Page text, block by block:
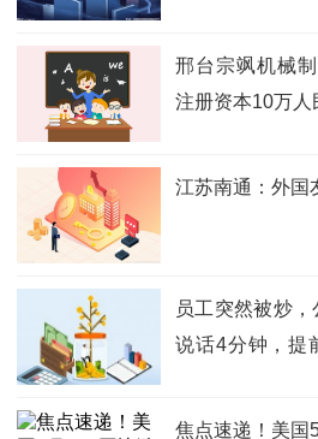
邢台宗飒机械
注册资本10万人
江苏南通：外国
员工突然被炒，
说话4分钟，
焦点速递！美国